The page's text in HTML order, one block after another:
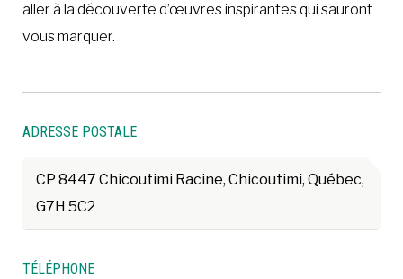
aller à la découverte d’œuvres inspirantes qui sauront
vous marquer.
ADRESSE POSTALE
CP 8447 Chicoutimi Racine, Chicoutimi, Québec,
G7H 5C2
TÉLÉPHONE